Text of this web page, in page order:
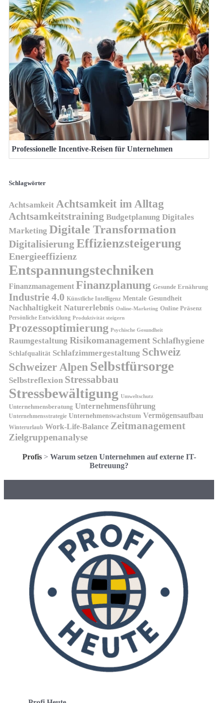
Professionelle Incentive-Reisen für Unternehmen
Schlagwörter
Achtsamkeit Achtsamkeit im Alltag
Achtsamkeitstraining Budgetplanung Digitales
Marketing Digitale Transformation
Digitalisierung Effizienzsteigerung
Energieeffizienz
Entspannungstechniken
Finanzmanagement Finanzplanung Gesunde Ernährung
Industrie 4.0 Künstliche Intelligenz Mentale Gesundheit
Nachhaltigkeit Naturerlebnis Online-Marketing Online Präsenz
Persönliche Entwicklung Produktivität steigern
Prozessoptimierung Psychische Gesundheit
Raumgestaltung Risikomanagement Schlafhygiene
Schlafqualität Schlafzimmergestaltung Schweiz
Schweizer Alpen Selbstfürsorge
Selbstreflexion Stressabbau
Stressbewältigung Umweltschutz
Unternehmensberatung Unternehmensführung
Unternehmensstrategie Unternehmenswachstum Vermögensaufbau
Winterurlaub Work-Life-Balance Zeitmanagement
Zielgruppenanalyse
Profis> Warum setzen Unternehmen auf externe IT-
Betreuung?